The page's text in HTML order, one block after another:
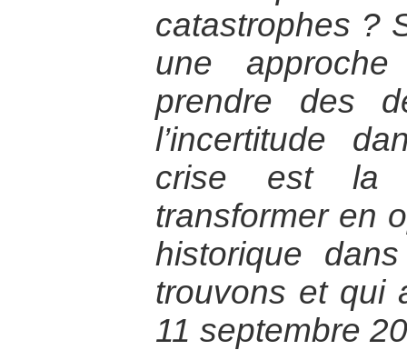
catastrophes ?
une
prendre des
l’incertitude
crise est la
transformer en
historique
trouvons et qui
11 septembre